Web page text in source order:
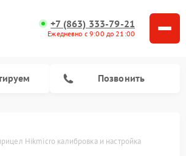
+7 (863) 333-79-21
Ежедневно с 9:00 до 21:00
Позвонить
Hikmicro калибровка и настройка